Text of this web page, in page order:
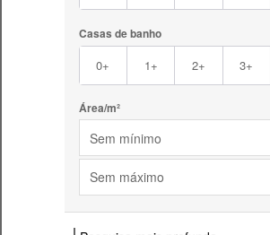
Casas de banho
0+ 1+ 2+ 3+
Área/m²
Sem mínimo
Sem máximo